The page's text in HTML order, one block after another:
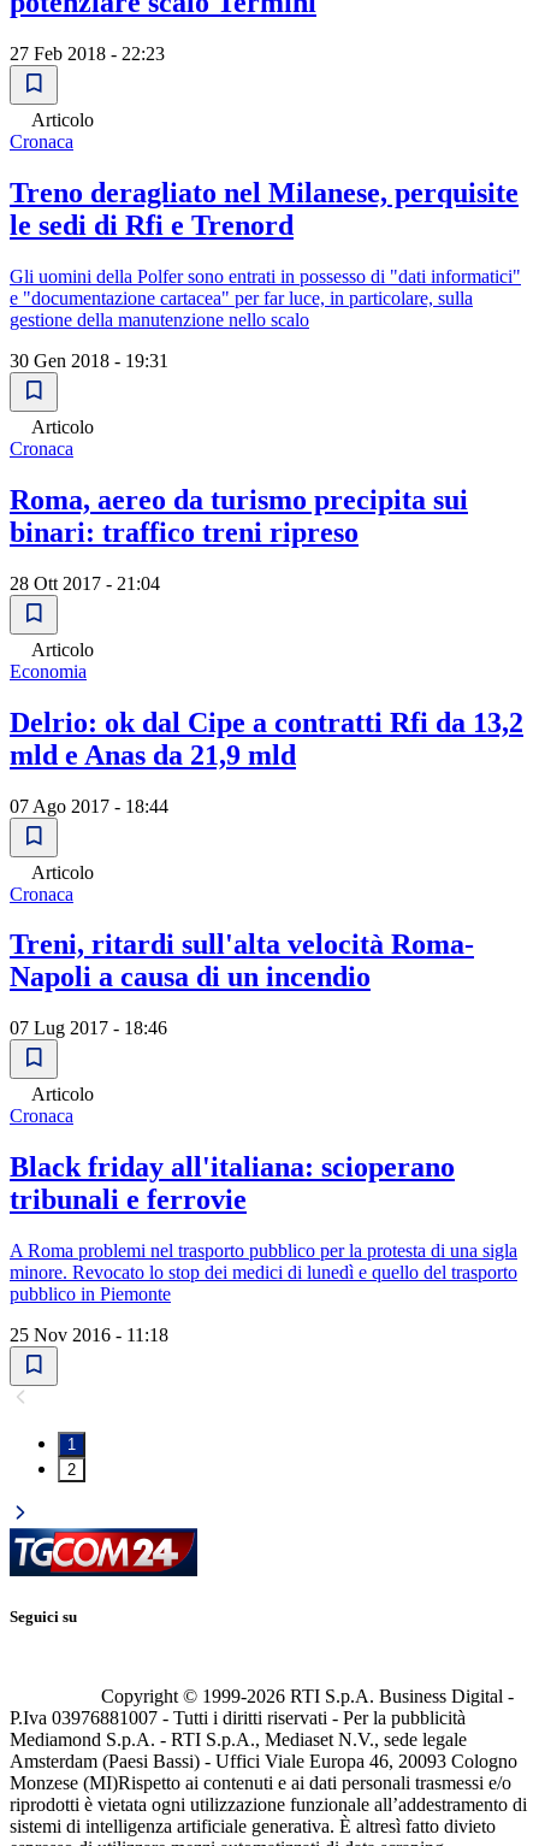
27 Feb 2018 - 22:23
Articolo
Cronaca
Treno deragliato nel Milanese, perquisite
le sedi di Rfi e Trenord
Gli uomini della Polfer sono entrati in possesso di "dati informatici"
e "documentazione cartacea" per far luce, in particolare, sulla
gestione della manutenzione nello scalo
30 Gen 2018 - 19:31
Articolo
Cronaca
Roma, aereo da turismo precipita sui
binari: traffico treni ripreso
28 Ott 2017 - 21:04
Articolo
Economia
Delrio: ok dal Cipe a contratti Rfi da 13,2
mld e Anas da 21,9 mld
07 Ago 2017 - 18:44
Articolo
Cronaca
Treni, ritardi sull'alta velocità Roma-
Napoli a causa di un incendio
07 Lug 2017 - 18:46
Articolo
Cronaca
Black friday all'italiana: scioperano
tribunali e ferrovie
A Roma problemi nel trasporto pubblico per la protesta di una sigla
minore. Revocato lo stop dei medici di lunedì e quello del trasporto
pubblico in Piemonte
25 Nov 2016 - 11:18
1
2
Seguici su
Copyright © 1999-2026 RTI S.p.A. Business Digital -
P.Iva 03976881007 - Tutti i diritti riservati - Per la pubblicità
Mediamond S.p.A. - RTI S.p.A., Mediaset N.V., sede legale
Amsterdam (Paesi Bassi) - Uffici Viale Europa 46, 20093 Cologno
Monzese (MI)Rispetto ai contenuti e ai dati personali trasmessi e/o
riprodotti è vietata ogni utilizzazione funzionale all’addestramento di
sistemi di intelligenza artificiale generativa. È altresì fatto divieto